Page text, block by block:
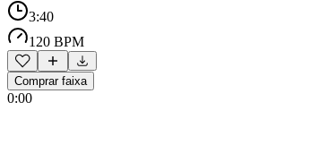
3:40
120 BPM
Comprar faixa
0:00